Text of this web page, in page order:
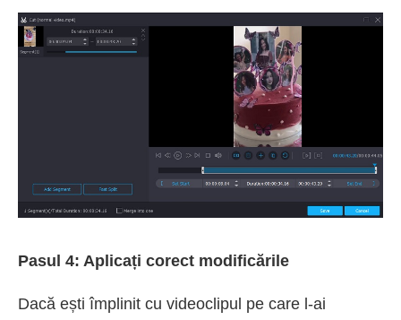
Pasul 4: Aplicați corect modificările
Dacă ești împlinit cu videoclipul pe care l-ai